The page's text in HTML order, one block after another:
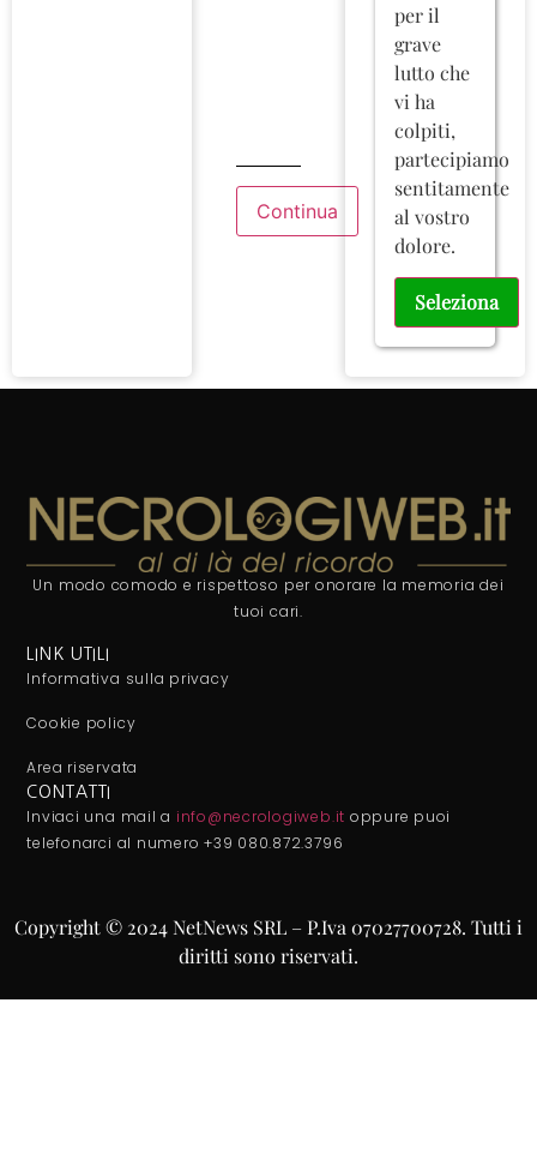
per il
grave
lutto che
vi ha
colpiti,
partecipiamo
sentitamente
al vostro
dolore.
Seleziona
Un modo comodo e rispettoso per onorare la memoria dei
tuoi cari.
LINK UTILI
Informativa sulla privacy
Cookie policy
Area riservata
CONTATTI
Inviaci una mail a info@necrologiweb.it oppure puoi
telefonarci al numero +39 080.872.3796
Copyright © 2024 NetNews SRL – P.Iva 07027700728. Tutti i
diritti sono riservati.